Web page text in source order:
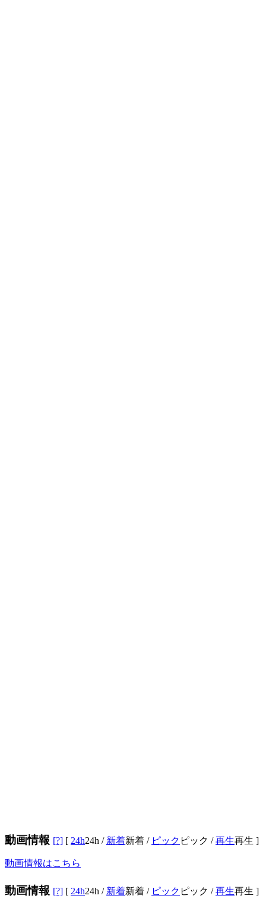
動画情報 [?] [ 24h24h / 新着新着 / ピック ピック /再生再生 ]
動画情報はこちら
動画情報 [?] [ 24h24h / 新着新着 / ピック ピック /再生再生 ]